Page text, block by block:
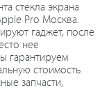
стекла экрана
Pro Москва.
гаджет, после
нее
гарантируем
стоимость
запчасти,